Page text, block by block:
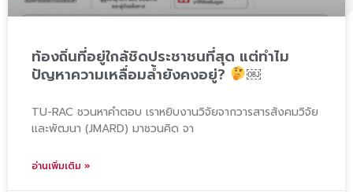
ท้องถิ่นที่อยู่ใกล้ชิดประชาชนที่สุด แต่ทำไม
ปัญหาความเหลื่อมล้ำยังคงอยู่?
￼
TU-RAC ชวนหาคำตอบ เราหยิบงานวิจัยจากวารสารสังคมวิจัย
และพัฒนา (JMARD) มาชวนคิด จา
อ่านเพิ่มเติม »